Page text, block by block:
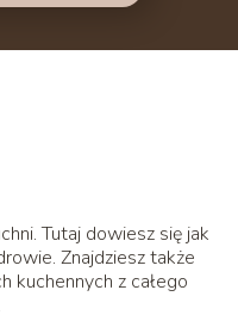
Tutaj dowiesz się jak
Znajdziesz także
kuchennych z całego